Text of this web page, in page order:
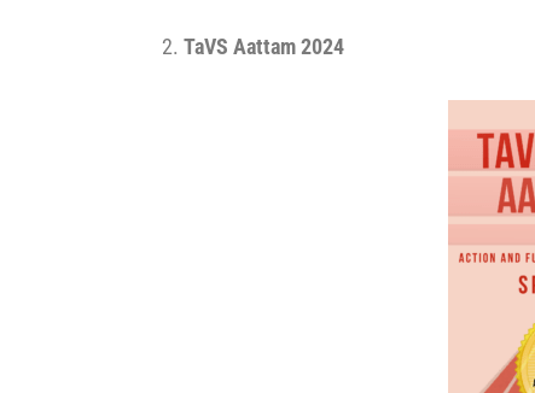
TaVS Aat­tam 2024